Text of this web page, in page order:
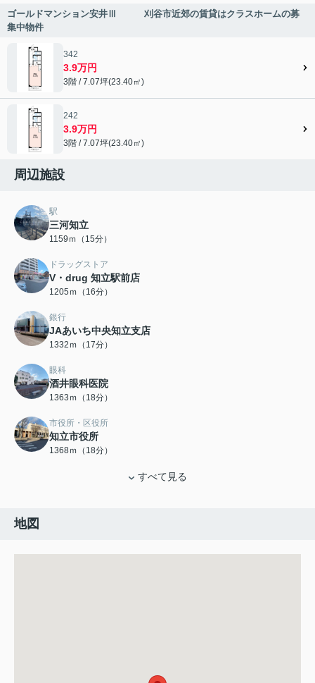
ゴールドマンション安井Ⅲ 刈谷市近郊の賃貸はクラスホームの募
集中物件
342
3.9万円
3階 / 7.07坪(23.40㎡)
242
3.9万円
3階 / 7.07坪(23.40㎡)
周辺施設
駅
三河知立
1159ｍ（15分）
ドラッグストア
V・drug 知立駅前店
1205ｍ（16分）
銀行
JAあいち中央知立支店
1332ｍ（17分）
眼科
酒井眼科医院
1363ｍ（18分）
市役所・区役所
知立市役所
1368ｍ（18分）
すべて見る
地図